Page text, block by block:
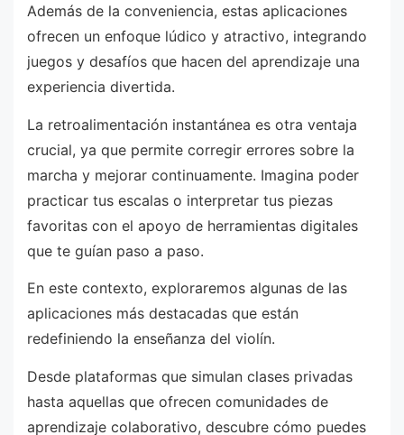
Además de la conveniencia, estas aplicaciones
ofrecen un enfoque lúdico y atractivo, integrando
juegos y desafíos que hacen del aprendizaje una
experiencia divertida.
La retroalimentación instantánea es otra ventaja
crucial, ya que permite corregir errores sobre la
marcha y mejorar continuamente. Imagina poder
practicar tus escalas o interpretar tus piezas
favoritas con el apoyo de herramientas digitales
que te guían paso a paso.
En este contexto, exploraremos algunas de las
aplicaciones más destacadas que están
redefiniendo la enseñanza del violín.
Desde plataformas que simulan clases privadas
hasta aquellas que ofrecen comunidades de
aprendizaje colaborativo, descubre cómo puedes